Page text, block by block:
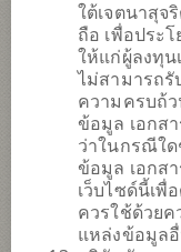
กองทุนเปิดไทยพาณิชย์
การเลี้ยงชีพ
ระดับความเสี่ยง
NAV ประจำวัน
(ตามสกุลเงินของกองทุน)
ใต้เจตนาสุ
ถือ เพื่อประ
ให้แก่ผู้ลงทุน
ไม่สามารถรั
ความครบถ้
ข้อมูล เอกส
ว่าในกรณีใ
ข้อมูล เอกส
เว็บไซด์นี้เพื่
ควรใช้ด้วย
แหล่งข้อมูล